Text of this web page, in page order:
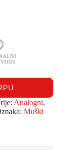
Analogni,
Muški